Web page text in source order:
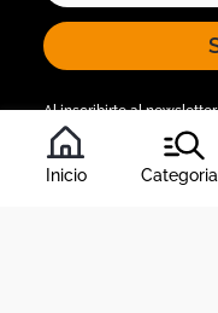
Inicio
Al inscribirte al
condiciones
, y nuestra